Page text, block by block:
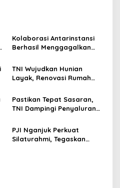
Kolaborasi Antarinstansi
Berhasil Menggagalkan
3,4 Ton Merkuri Cair
TNI Wujudkan Hunian
Layak, Renovasi Rumah
Pastikan Tepat Sasaran,
TNI Dampingi Penyaluran
PJI Nganjuk Perkuat
Silaturahmi, Tegaskan